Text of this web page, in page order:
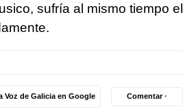
sufría al mismo tiempo el
Voz de Galicia en Google Comentar ·